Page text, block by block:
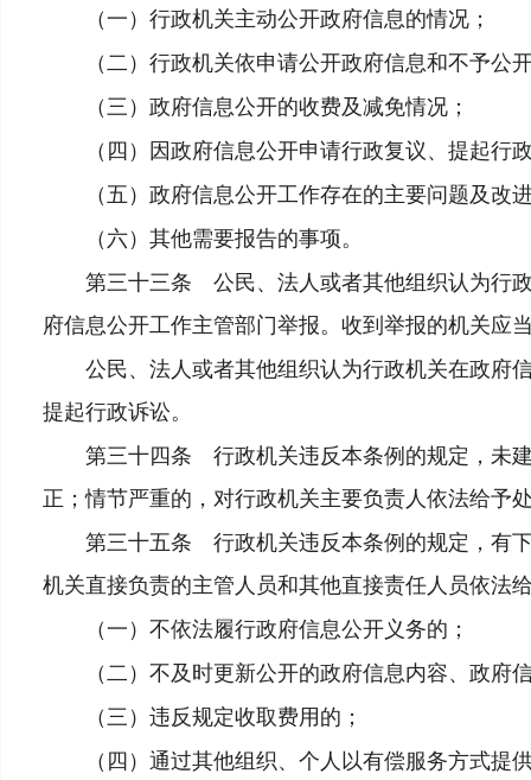
（一）行政机关主动公开政府信息的情况；
（二）行政机关依申请公开政府信息和不予公
（三）政府信息公开的收费及减免情况；
（四）因政府信息公开申请行政复议、提起行
（五）政府信息公开工作存在的主要问题及改
（六）其他需要报告的事项。
第三十三条 公民、法人或者其他组织认为行政
府信息公开工作主管部门举报。收到举报的机关应
公民、法人或者其他组织认为行政机关在政府信
提起行政诉讼。
第三十四条 行政机关违反本条例的规定，未建
正；情节严重的，对行政机关主要负责人依法给予
第三十五条 行政机关违反本条例的规定，有下
机关直接负责的主管人员和其他直接责任人员依法
（一）不依法履行政府信息公开义务的；
（二）不及时更新公开的政府信息内容、政府
（三）违反规定收取费用的；
（四）通过其他组织、个人以有偿服务方式提